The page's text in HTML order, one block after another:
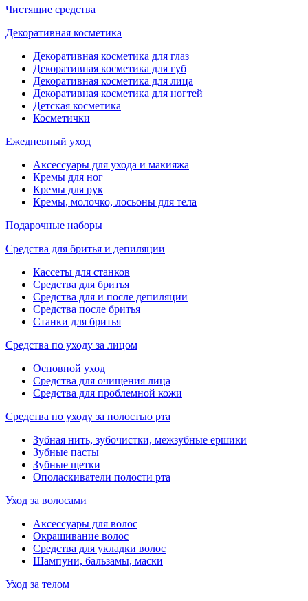
Чистящие средства
Декоративная косметика
Декоративная косметика для глаз
Декоративная косметика для губ
Декоративная косметика для лица
Декоративная косметика для ногтей
Детская косметика
Косметички
Ежедневный уход
Аксессуары для ухода и макияжа
Кремы для ног
Кремы для рук
Кремы, молочко, лосьоны для тела
Подарочные наборы
Средства для бритья и депиляции
Кассеты для станков
Средства для бритья
Средства для и после депиляции
Средства после бритья
Станки для бритья
Средства по уходу за лицом
Основной уход
Средства для очищения лица
Средства для проблемной кожи
Средства по уходу за полостью рта
Зубная нить, зубочистки, межзубные ершики
Зубные пасты
Зубные щетки
Ополаскиватели полости рта
Уход за волосами
Аксессуары для волос
Окрашивание волос
Средства для укладки волос
Шампуни, бальзамы, маски
Уход за телом